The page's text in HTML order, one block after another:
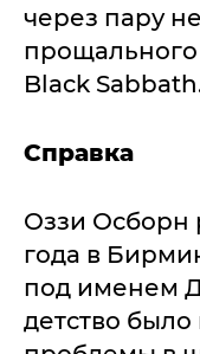
через пару
прощального
Black
Справка
Оззи Осборн
года в
под именем
детство